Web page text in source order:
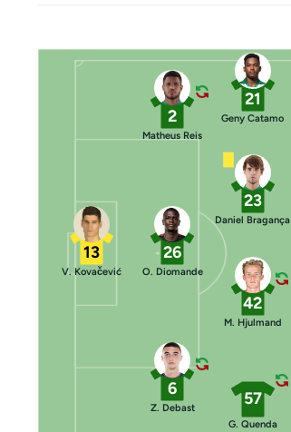
13
V. Kovačević
2
Matheus Reis
26
O. Diomande
6
Z. Debast
21
Geny Catamo
23
Daniel Bragança
42
M. Hjulmand
57
G. Quenda